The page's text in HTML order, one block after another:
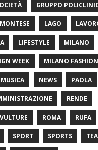
GRUPPO
LAGO
LIFESTYLE MILANO
WEEK MILANO
MUSICA NEWS PAOLA
RENDE
ROMA RUFA
SPORT SPORTS